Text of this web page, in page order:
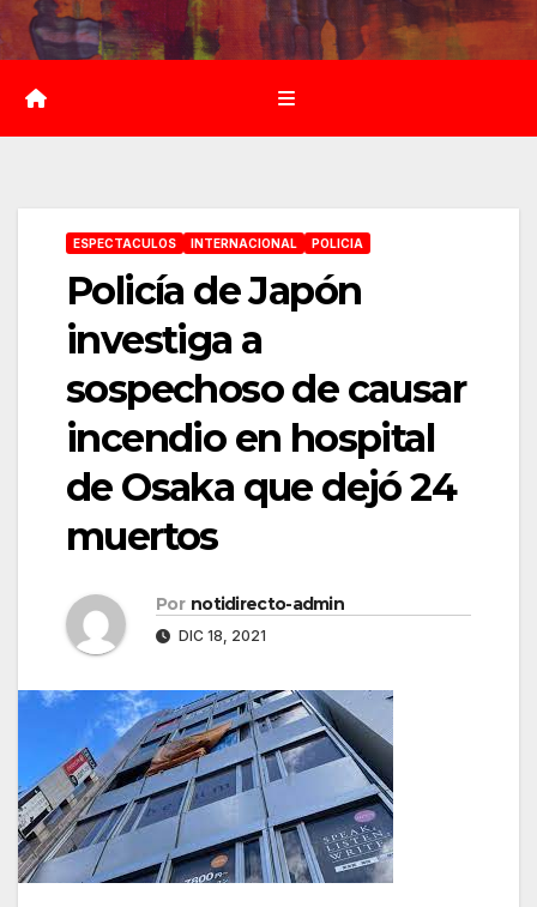
Saltar
al
contenido
ESPECTACULOS INTERNACIONAL POLICIA
Policía de Japón
investiga a
sospechoso de causar
incendio en hospital
de Osaka que dejó 24
muertos
Por notidirecto-admin
DIC 18, 2021